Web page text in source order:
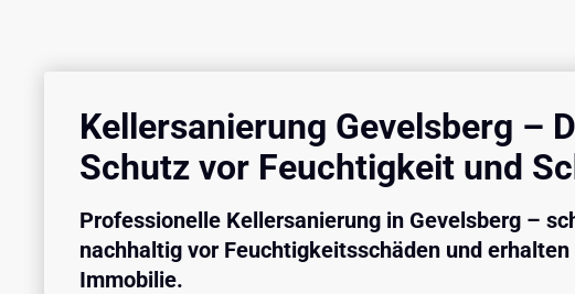
Kellersanierung Gevelsberg –
Schutz vor Feuchtigkeit und
Professionelle Kellersanierung in Gevelsberg –
nachhaltig vor Feuchtigkeitsschäden und
Immobilie.